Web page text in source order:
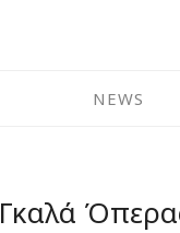
NEWS
Γκαλά